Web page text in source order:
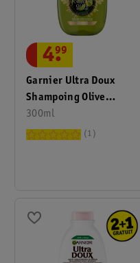
Garnier Ultra Doux
Shampoing Olive
Mythique
300ml
4.
99
1